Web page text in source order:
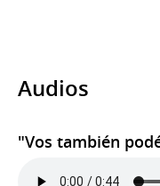
Audios
"Vos también